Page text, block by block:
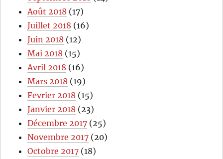
Août 2018 (17)
Juillet 2018 (16)
Juin 2018 (12)
Mai 2018 (15)
Avril 2018 (16)
Mars 2018 (19)
Fevrier 2018 (15)
Janvier 2018 (23)
Décembre 2017 (25)
Novembre 2017 (20)
Octobre 2017 (18)